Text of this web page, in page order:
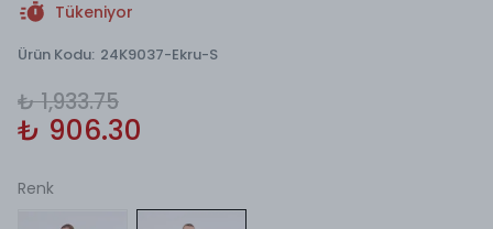
Tükeniyor
Ürün Kodu: 24K9037-Ekru-S
₺ 1,933.75
₺ 906.30
Renk